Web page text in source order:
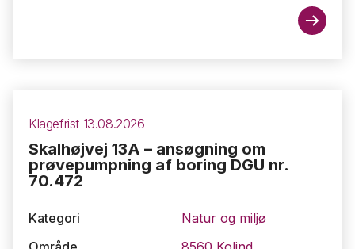
Klagefrist 13.08.2026
Skalhøjvej 13A – ansøgning om
prøvepumpning af boring DGU nr.
70.472
Kategori
Natur og miljø